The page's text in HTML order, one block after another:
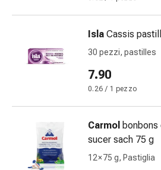
oculare
Cuore
e
circolazione
Terapia
cardiaca
Calze
Disturbi
Isla Cassis
30 pezzi, pastilles
7.90
0.26 / 1 pezzo
Carmol
sucer sach 75 g
12 × 75 g, Pastiglia